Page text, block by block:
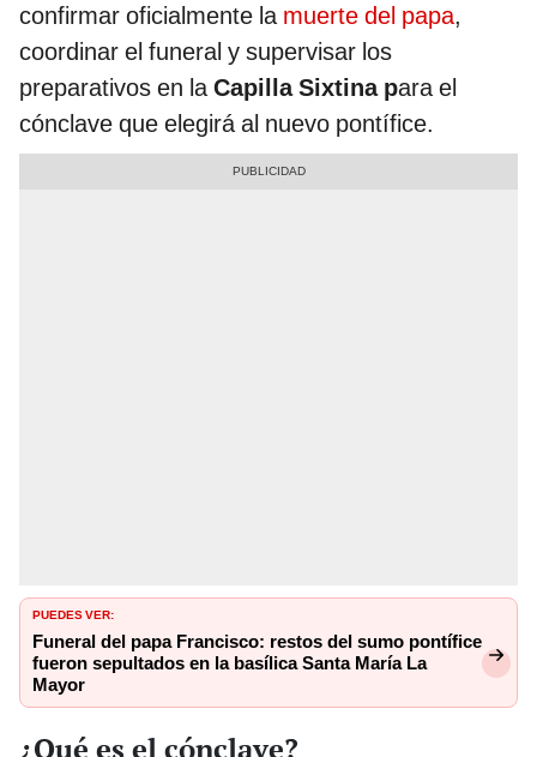
confirmar oficialmente la muerte del papa,
coordinar el funeral y supervisar los
preparativos en laCapilla Sixtina para el
cónclave que elegirá al nuevo pontífice.
PUEDES VER:
Funeral del papa Francisco: restos del sumo pontífice
fueron sepultados en la basílica Santa María La
Mayor
¿Qué es el cónclave?